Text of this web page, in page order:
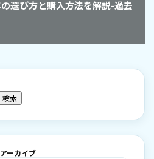
選び方と購入方法を解説-過去
検索
アーカイブ